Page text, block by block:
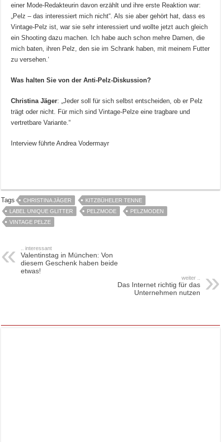
einer Mode-Redakteurin davon erzählt und ihre erste Reaktion war:
„Pelz – das interessiert mich nicht“. Als sie aber gehört hat, dass es
Vintage-Pelz ist, war sie sehr interessiert und wollte jetzt auch gleich
ein Shooting dazu machen. Ich habe auch schon mehre Damen, die
mich baten, ihren Pelz, den sie im Schrank haben, mit meinem Futter
zu versehen.‘
Was halten Sie von der Anti-Pelz-Diskussion?
Christina Jäger: „Jeder soll für sich selbst entscheiden, ob er Pelz
trägt oder nicht. Für mich sind Vintage-Pelze eine tragbare und
vertretbare Variante.“
Interview führte Andrea Vodermayr
Tags CHRISTINA JÄGER
KITZBÜHELER TENNE
LABEL UNIQUE GLITTER
PELZMODE
PELZMODEN
VINTAGE PELZE
.. interessant
Valentinstag in München: Von
diesem Geschenk haben beide
etwas!
weiter ..
Das Internet richtig für das
Unternehmen nutzen